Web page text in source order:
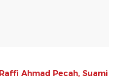
Ahmad Pecah, Suami